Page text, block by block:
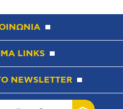
LINKS
NEWSLETTER